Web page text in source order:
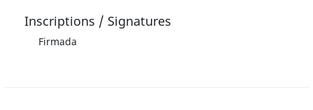
Inscriptions / Signatures
Firmada